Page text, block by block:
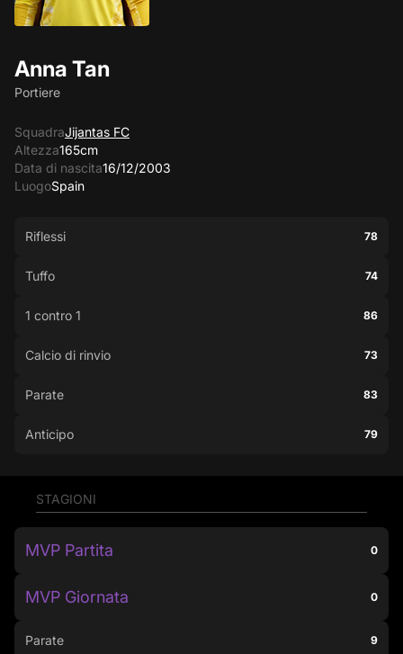
Anna Tan
Portiere
SquadraJijantas FC
Altezza165cm
Data di nascita16/12/2003
LuogoSpain
Riflessi 78
Tuffo 74
1 contro 1 86
Calcio di rinvio 73
Parate 83
Anticipo 79
STAGIONI
MVP Partita 0
MVP Giornata 0
Parate 9